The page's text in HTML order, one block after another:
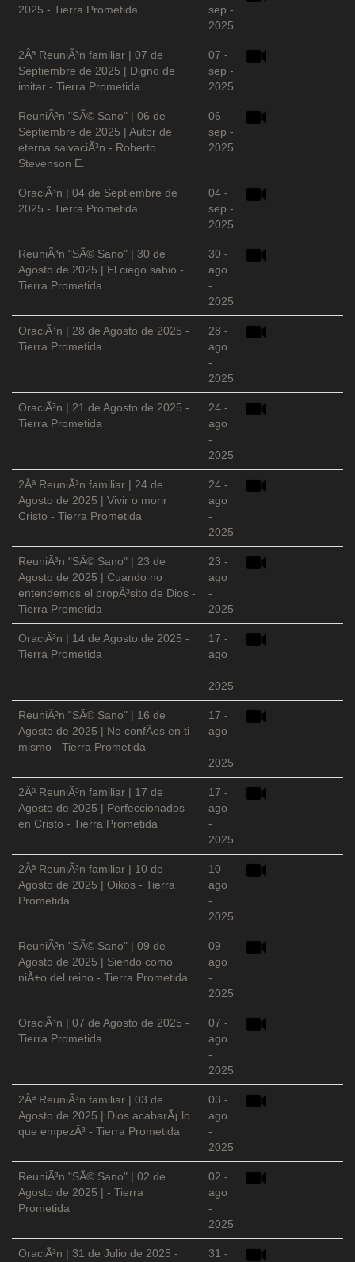
2025 - Tierra Prometida
sep -
2025
2Âª ReuniÃ³n familiar | 07 de
Septiembre de 2025 | Digno de
imitar - Tierra Prometida
07 -
sep -
2025
ReuniÃ³n "SÃ© Sano" | 06 de
Septiembre de 2025 | Autor de
eterna salvaciÃ³n - Roberto
Stevenson E.
06 -
sep -
2025
OraciÃ³n | 04 de Septiembre de
2025 - Tierra Prometida
04 -
sep -
2025
ReuniÃ³n "SÃ© Sano" | 30 de
Agosto de 2025 | El ciego sabio -
Tierra Prometida
30 -
ago
-
2025
OraciÃ³n | 28 de Agosto de 2025 -
Tierra Prometida
28 -
ago
-
2025
OraciÃ³n | 21 de Agosto de 2025 -
Tierra Prometida
24 -
ago
-
2025
2Âª ReuniÃ³n familiar | 24 de
Agosto de 2025 | Vivir o morir
Cristo - Tierra Prometida
24 -
ago
-
2025
ReuniÃ³n "SÃ© Sano" | 23 de
Agosto de 2025 | Cuando no
entendemos el propÃ³sito de Dios -
Tierra Prometida
23 -
ago
-
2025
OraciÃ³n | 14 de Agosto de 2025 -
Tierra Prometida
17 -
ago
-
2025
ReuniÃ³n "SÃ© Sano" | 16 de
Agosto de 2025 | No confÃ­es en ti
mismo - Tierra Prometida
17 -
ago
-
2025
2Âª ReuniÃ³n familiar | 17 de
Agosto de 2025 | Perfeccionados
en Cristo - Tierra Prometida
17 -
ago
-
2025
2Âª ReuniÃ³n familiar | 10 de
Agosto de 2025 | Oikos - Tierra
Prometida
10 -
ago
-
2025
ReuniÃ³n "SÃ© Sano" | 09 de
Agosto de 2025 | Siendo como
niÃ±o del reino - Tierra Prometida
09 -
ago
-
2025
OraciÃ³n | 07 de Agosto de 2025 -
Tierra Prometida
07 -
ago
-
2025
2Âª ReuniÃ³n familiar | 03 de
Agosto de 2025 | Dios acabarÃ¡ lo
que empezÃ³ - Tierra Prometida
03 -
ago
-
2025
ReuniÃ³n "SÃ© Sano" | 02 de
Agosto de 2025 | - Tierra
Prometida
02 -
ago
-
2025
OraciÃ³n | 31 de Julio de 2025 -
31 -